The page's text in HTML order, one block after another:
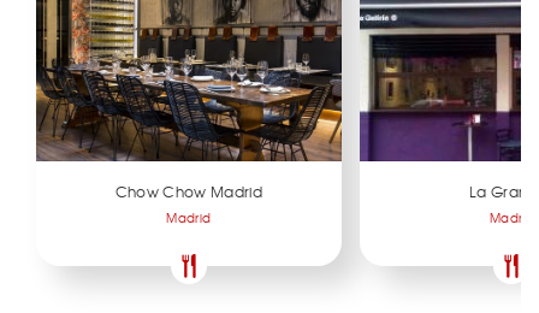
Chow Chow Madrid
Madrid
La Gran
Madrid